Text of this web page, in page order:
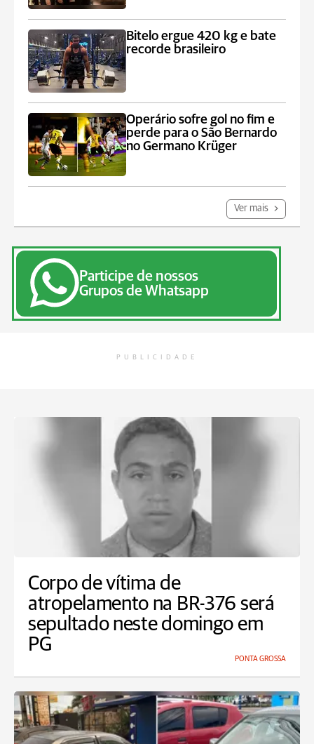
Bitelo ergue 420 kg e bate
recorde brasileiro
Operário sofre gol no fim e
perde para o São Bernardo
no Germano Krüger
Ver mais
Participe de nossos
Grupos de Whatsapp
PUBLICIDADE
Corpo de vítima de
atropelamento na BR-376 será
sepultado neste domingo em
PG
PONTA GROSSA